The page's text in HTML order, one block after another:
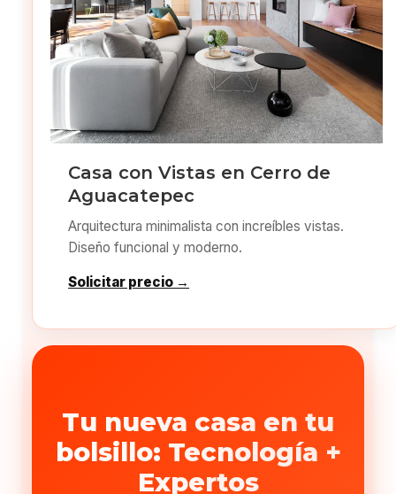
Casa con Vistas en Cerro de
Aguacatepec
Arquitectura minimalista con increíbles vistas.
Diseño funcional y moderno.
Solicitar precio →
Tu nueva casa en tu
bolsillo: Tecnología +
Expertos